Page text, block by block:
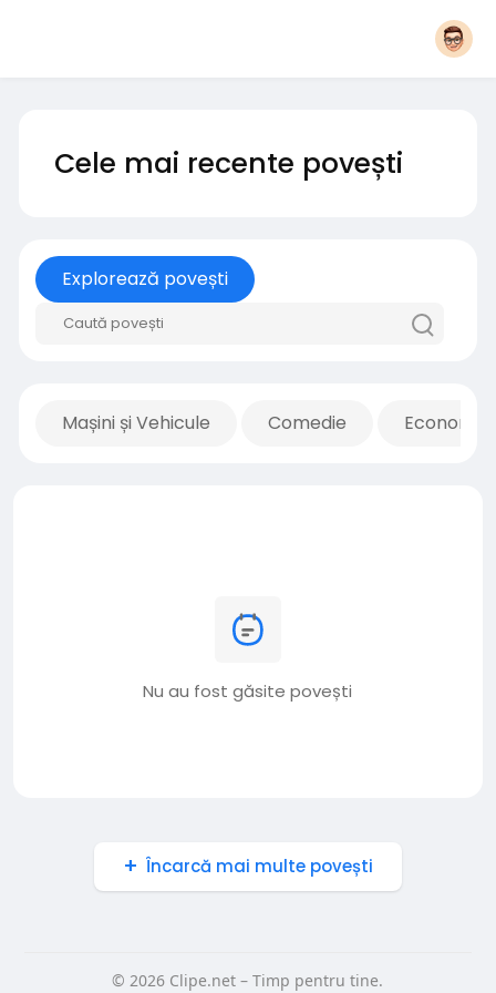
Cele mai recente povești
Explorează povești
Mașini și Vehicule Comedie
Nu au fost găsite povești
Încarcă mai multe povești
© 2026 Clipe.net – Timp pentru tine.